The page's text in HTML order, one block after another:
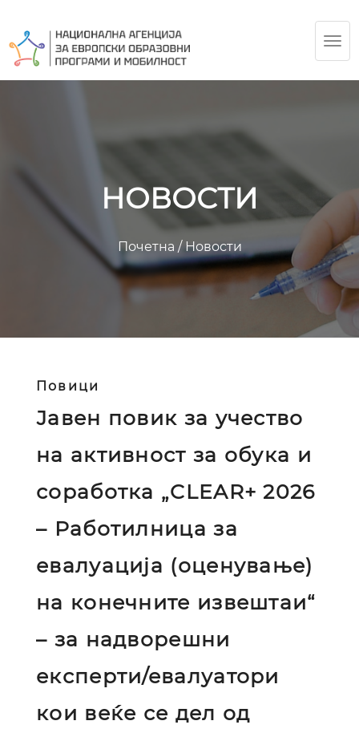
НОВОСТИ
Почетна /Новости
Повици
Јавен повик за учество
на активност за обука и
соработка „CLEAR+ 2026
– Работилница за
евалуација (оценување)
на конечните извештаи“
– за надворешни
експерти/евалуатори
кои веќе се дел од